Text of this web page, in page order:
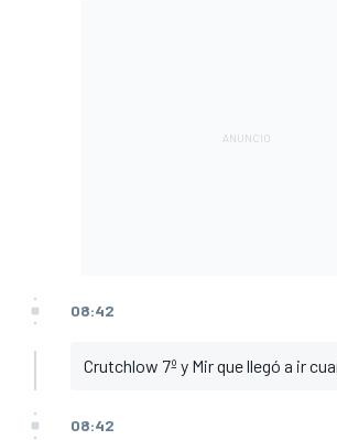
08:42
Crutchlow 7º y Mir que llegó a ir
08:42